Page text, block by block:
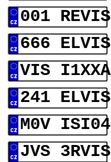
001 REVIS
666 ELVIS
VIS I1XXA
241 ELVIS
M0V ISI04
JVS 3RVIS